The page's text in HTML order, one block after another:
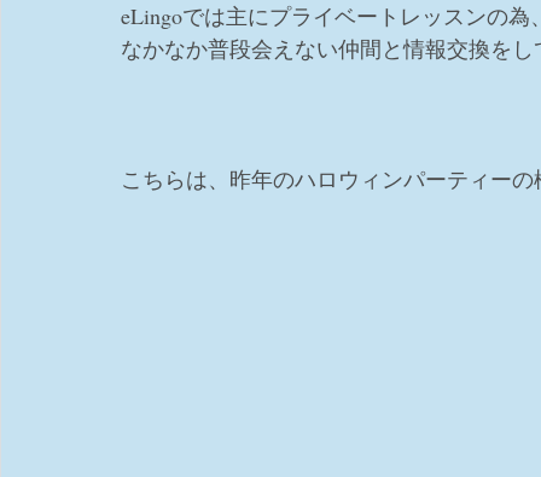
eLingoでは主にプライベートレッスンの為
なかなか普段会えない仲間と情報交換を
こちらは、昨年のハロウィンパーティーの